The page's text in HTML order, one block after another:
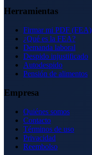
Herramientas
Firmar mi PDF (FEA)
¿Qué es la FEA?
Demanda laboral
Despido injustificado
Autodespido
Pensión de alimentos
Empresa
Quiénes somos
Contacto
Términos de uso
Privacidad
Reembolso